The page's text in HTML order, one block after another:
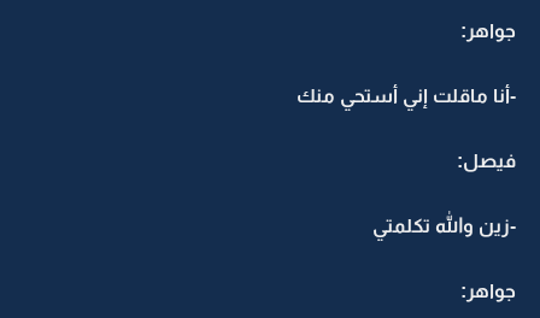
جواهر:
-أنا ماقلت إني أستحي منك
فيصل:
-زين والله تكلمتي
جواهر: